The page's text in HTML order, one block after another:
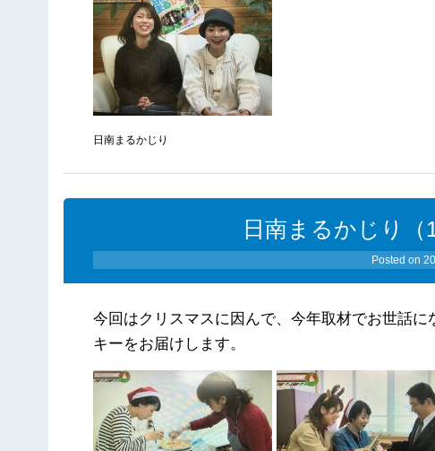
日南まるかじり
日南まるかじり（
Posted on
今回はクリスマスに因んで、今年取材でお世話
キーをお届けします。